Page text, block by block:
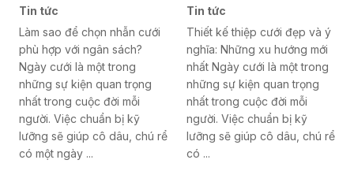
Tin tức
Làm sao để chọn nhẫn cưới
phù hợp với ngân sách?
Ngày cưới là một trong
những sự kiện quan trọng
nhất trong cuộc đời mỗi
người. Việc chuẩn bị kỹ
lưỡng sẽ giúp cô dâu, chú rể
có một ngày ...
Tin tức
Thiết kế thiệp cưới đẹp và ý
nghĩa: Những xu hướng mới
nhất Ngày cưới là một trong
những sự kiện quan trọng
nhất trong cuộc đời mỗi
người. Việc chuẩn bị kỹ
lưỡng sẽ giúp cô dâu, chú rể
có ...